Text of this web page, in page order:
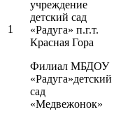
1
учреждение
детский сад
«Радуга» п.г.т.
Красная Гора
Филиал МБДОУ
«Радуга»детский
сад
«Медвежонок»